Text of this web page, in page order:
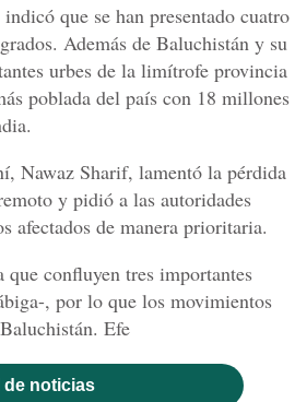
que se han presentado cuatro
Además de Baluchistán y su
urbes de la limítrofe provincia
poblada del país con 18 millones
Nawaz Sharif, lamentó la pérdida
y pidió a las autoridades
afectados de manera prioritaria.
que confluyen tres importantes
, por lo que los movimientos
Efe
de noticias